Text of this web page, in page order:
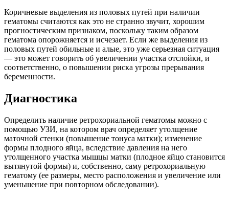
Коричневые выделения из половых путей при наличии
гематомы считаются как это не странно звучит, хорошим
прогностическим признаком, поскольку таким образом
гематома опорожняется и исчезает. Если же выделения из
половых путей обильные и алые, это уже серьезная ситуация
— это может говорить об увеличении участка отслойки, и
соответственно, о повышении риска угрозы прерывания
беременности.
Диагностика
Определить наличие ретрохориальной гематомы можно с
помощью УЗИ, на котором врач определяет утолщение
маточной стенки (повышение тонуса матки); изменение
формы плодного яйца, вследствие давления на него
утолщенного участка мышцы матки (плодное яйцо становится
вытянутой формы) и, собственно, саму ретрохориальную
гематому (ее размеры, место расположения и увеличение или
уменьшение при повторном обследовании).